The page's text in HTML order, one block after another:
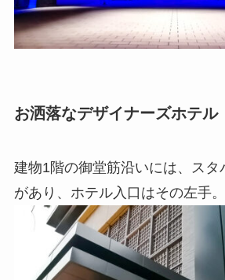
お洒落なデザイナーズホテル
建物1階の御堂筋沿いには、スタ
があり、ホテル入口はその左手。